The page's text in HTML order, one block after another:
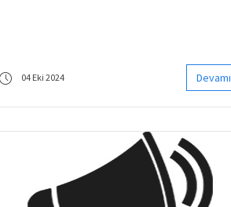
04 Eki 2024 Devamı